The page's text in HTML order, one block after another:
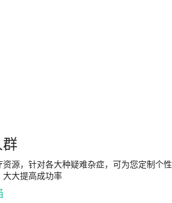
源，针对各大种疑难杂症，可为您定制个性
大大提高成功率